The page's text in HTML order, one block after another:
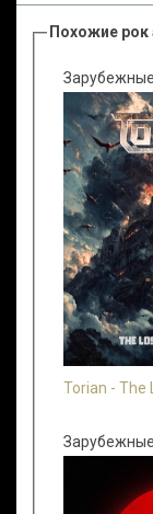
Похожие
Torian - The